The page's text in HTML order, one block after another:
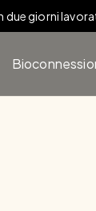
due giorni